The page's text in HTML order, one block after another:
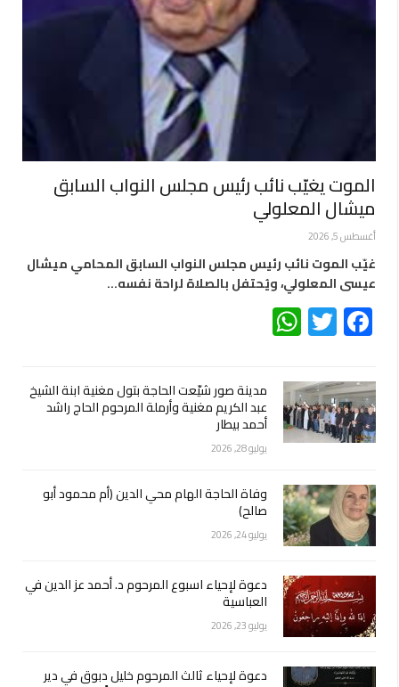
الموت يغيّب نائب رئيس مجلس النواب السابق
ميشال المعلولي
أغسطس 5, 2026
غيّب الموت نائب رئيس مجلس النواب السابق المحامي ميشال
عيسى المعلولي، ويُحتفل بالصلاة لراحة نفسه…
Facebook
Twitter
مدينة صور شيّعت الحاجة بتول مغنية ابنة الشيخ
عبد الكريم مغنية وأرملة المرحوم الحاج راشد
أحمد بيطار
يوليو 28, 2026
وفاة الحاجة الهام محي الدين (أم محمود أبو
صالح)
يوليو 24, 2026
دعوة لإحياء اسبوع المرحوم د. أحمد عز الدين في
العباسية
يوليو 23, 2026
دعوة لإحياء ثالث المرحوم خليل دبوق في دير